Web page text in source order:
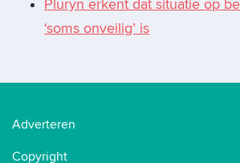
Pluryn erkent dat situatie op
‘soms onveilig’ is
Adverteren
Copyright